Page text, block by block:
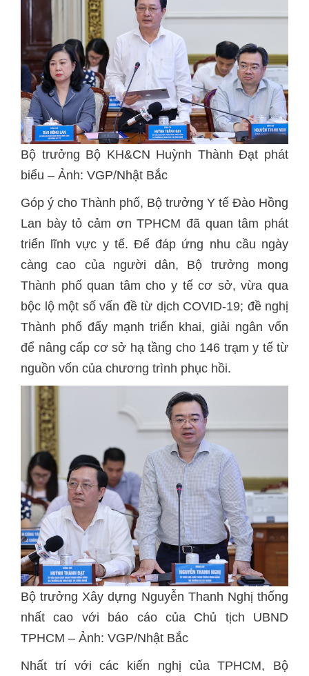
Bộ trưởng Bộ KH&CN Huỳnh Thành Đạt phát
biểu – Ảnh: VGP/Nhật Bắc
Góp ý cho Thành phố, Bộ trưởng Y tế Đào Hồng
Lan bày tỏ cảm ơn TPHCM đã quan tâm phát
triển lĩnh vực y tế. Để đáp ứng nhu cầu ngày
càng cao của người dân, Bộ trưởng mong
Thành phố quan tâm cho y tế cơ sở, vừa qua
bộc lộ một số vấn đề từ dịch COVID-19; đề nghị
Thành phố đẩy mạnh triển khai, giải ngân vốn
để nâng cấp cơ sở hạ tầng cho 146 trạm y tế từ
nguồn vốn của chương trình phục hồi.
Bộ trưởng Xây dựng Nguyễn Thanh Nghị thống
nhất cao với báo cáo của Chủ tịch UBND
TPHCM – Ảnh: VGP/Nhật Bắc
Nhất trí với các kiến nghị của TPHCM, Bộ